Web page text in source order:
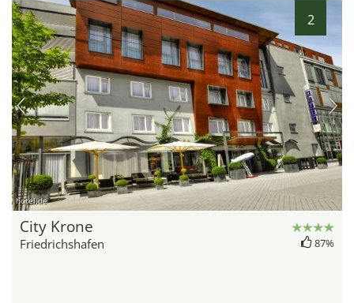
2
hotel.de
City Krone
Friedrichshafen 87%